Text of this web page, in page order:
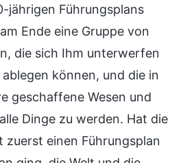
jährigen Führungsplans
Ende eine Gruppe von
die sich Ihm unterwerfen
können, und die in
geschaffene Wesen und
Dinge zu werden. Hat die
zuerst einen Führungsplan